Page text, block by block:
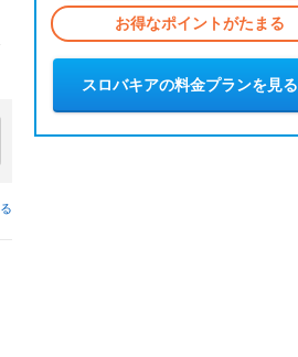
お得なポイントがたまる
スロバキアの料金プランを見る